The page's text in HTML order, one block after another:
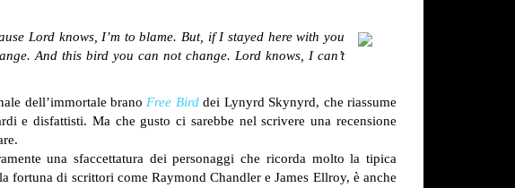
Lord knows, I’m to blame. But, if I stayed here with you
And this bird you can not change. Lord knows, I can’t
dell’immortale brano Free Bird dei Lynyrd Skynyrd, che riassume
e disfattisti. Ma che gusto ci sarebbe nel scrivere una recensione
una sfaccettatura dei personaggi che ricorda molto la tipica
fortuna di scrittori come Raymond Chandler e James Ellroy, è anche